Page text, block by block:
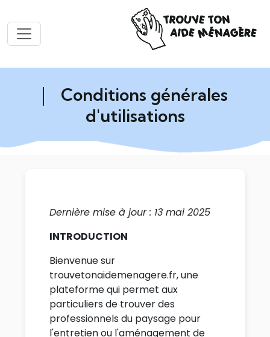
Conditions générales
d'utilisations
Dernière mise à jour : 13 mai 2025
INTRODUCTION
Bienvenue sur
trouvetonaidemenagere.fr, une
plateforme qui permet aux
particuliers de trouver des
professionnels du paysage pour
l'entretien ou l'aménagement de